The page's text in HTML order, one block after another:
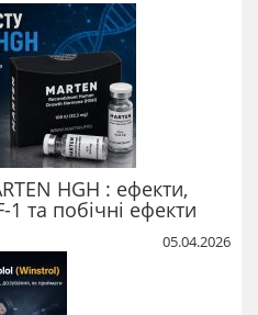
HGH : ефекти,
1 та побічні ефекти
05.04.2026